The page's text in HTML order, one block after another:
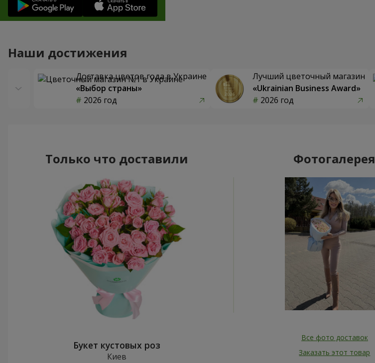
Наши достижения
Доставка цветов года в Украине
«Выбор страны»
2026 год
Лучший цветочный магазин
«Ukrainian Business Award»
2026 год
Только что доставили
Букет кустовых роз
Киев
Фотогалерея
Все фото доставок
Заказать этот товар